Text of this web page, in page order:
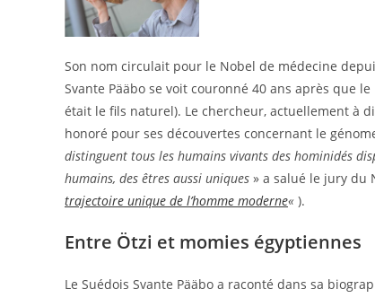
Son nom circulait pour le Nobel de médecine
Svante Pääbo se voit couronné 40 ans après que
était le fils naturel). Le chercheur, actuellement à
honoré pour ses découvertes concernant le
distinguent tous les humains vivants des hominidés
humains, des êtres aussi uniques » a salué le jury du
trajectoire unique de l’homme moderne« ).
Entre Ötzi et momies égyptiennes
Le Suédois Svante Pääbo a raconté dans sa